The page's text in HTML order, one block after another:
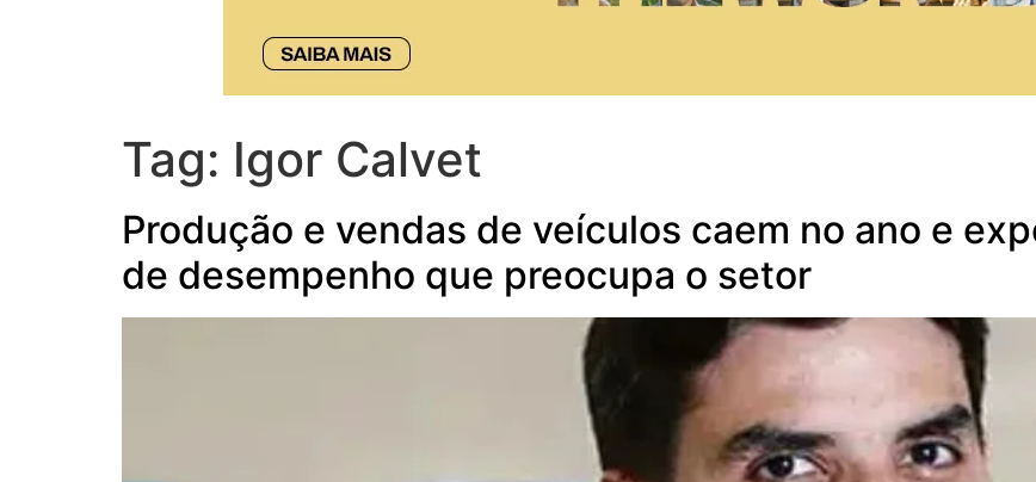
Tag: Igor Calvet
Produção e vendas de veículos caem no ano e
de desempenho que preocupa o setor